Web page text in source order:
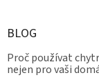
BLOG
Proč používat
nejen pro vaši